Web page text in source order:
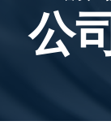
半导体
公